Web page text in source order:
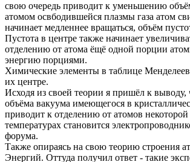
свою очередь приводит к уменьшению
атомом освбодившейся плазмы газа атом
начинает медленнее вращаться, объём
Пустота в центре также начинает
отделению от атома ёщё одной порции
энергию порциями.
Химические элементы в таблице
их центре.
Исходя из своей теории я пришёл к
объёма вакуума имеющегося в
приводит к отделению от атомов
температурах становится
форума.
Также опираясь на свою теорию строения
Энергий. Оттуда получил ответ - такие